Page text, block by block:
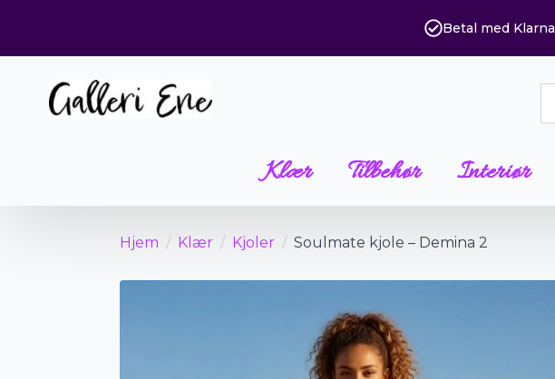
Betal med Klarna
Klær Tilbehør Interiør
Hjem Klær Kjoler Soulmate kjole – Demina 2